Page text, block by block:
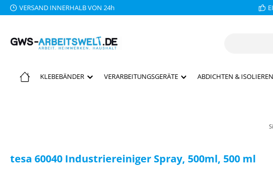
Hauptinhalt springen
Zur Suche springen
Zur Hauptnavigation springen
VERSAND INNERHALB VON 24h
KLEBEBÄNDER VERARBEITUNGSGERÄTE ABDICHTEN & ISOLIEREN
tesa 60040 Industriereiniger Spray, 500ml, 500 ml